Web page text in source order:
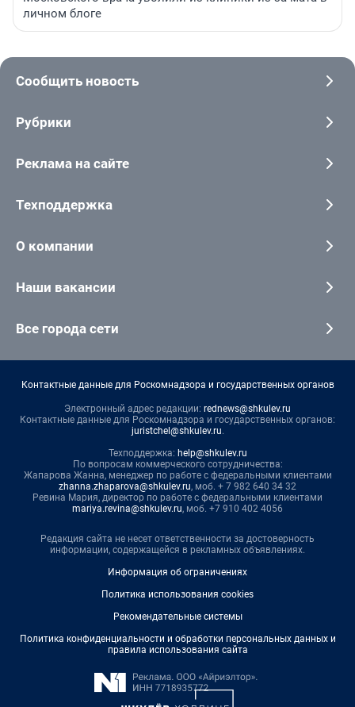
личном блоге
Сообщить новость
Рубрики
Реклама на сайте
Техподдержка
О компании
Наши вакансии
Все города сети
Контактные данные для Роскомнадзора и государственных органов
Электронный адрес редакции: rednews@shkulev.ru
Контактные данные для Роскомнадзора и государственных органов:
juristchel@shkulev.ru.
Техподдержка: help@shkulev.ru
По вопросам коммерческого сотрудничества:
Жапарова Жанна, менеджер по работе с федеральными клиентами
zhanna.zhaparova@shkulev.ru, моб. + 7 982 640 34 32
Ревина Мария, директор по работе с федеральными клиентами
mariya.revina@shkulev.ru, моб. +7 910 402 4056
Редакция сайта не несет ответственности за достоверность
информации, содержащейся в рекламных объявлениях.
Информация об ограничениях
Политика использования cookies
Рекомендательные системы
Политика конфиденциальности и обработки персональных данных и
правила использования сайта